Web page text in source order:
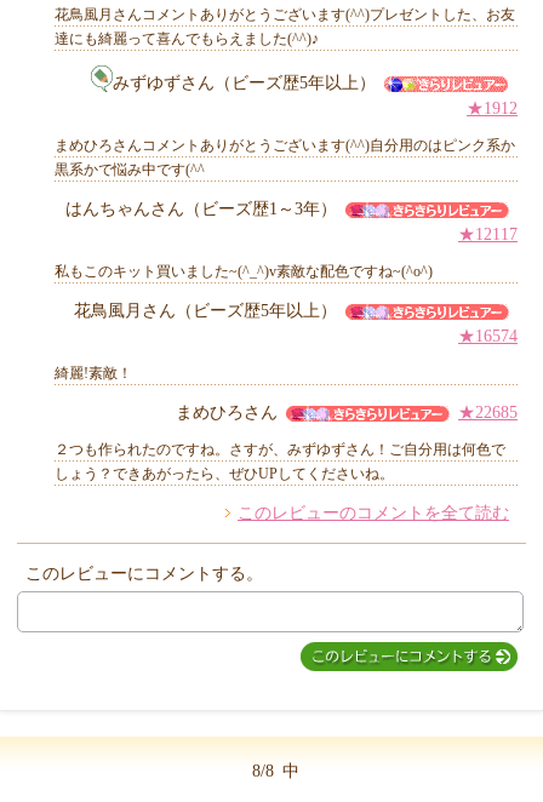
花鳥風月さんコメントありがとうございます(^^)プレゼントした、お友
達にも綺麗って喜んでもらえました(^^)♪
みずゆずさん（ビーズ歴5年以上）
★1912
まめひろさんコメントありがとうございます(^^)自分用のはピンク系か
黒系かで悩み中です(^^ゞ
はんちゃんさん（ビーズ歴1～3年）
★12117
私もこのキット買いました~(^_^)v素敵な配色ですね~(^o^)
花鳥風月さん（ビーズ歴5年以上）
★16574
綺麗!素敵！
まめひろさん ★22685
２つも作られたのですね。さすが、みずゆずさん！ご自分用は何色で
しょう？できあがったら、ぜひUPしてくださいね。
このレビューのコメントを全て読む
このレビューにコメントする。
8/8 中